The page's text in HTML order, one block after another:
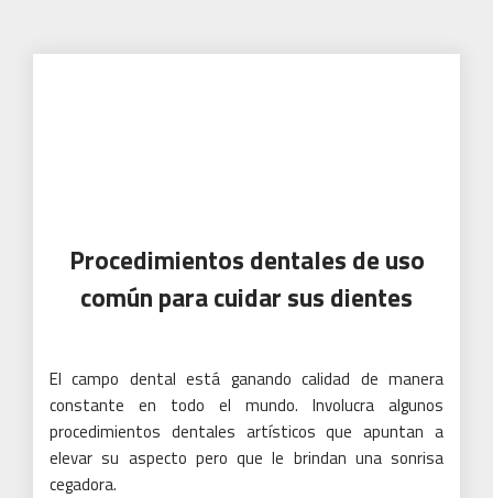
Procedimientos dentales de uso
común para cuidar sus dientes
El campo dental está ganando calidad de manera
constante en todo el mundo. Involucra algunos
procedimientos dentales artísticos que apuntan a
elevar su aspecto pero que le brindan una sonrisa
cegadora.